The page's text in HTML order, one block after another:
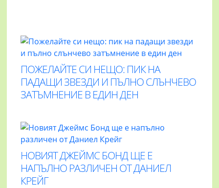
ПОЖЕЛАЙТЕ СИ НЕЩО: ПИК НА
ПАДАЩИ ЗВЕЗДИ И ПЪЛНО СЛЪНЧЕВО
ЗАТЪМНЕНИЕ В ЕДИН ДЕН
НОВИЯТ ДЖЕЙМС БОНД ЩЕ Е
НАПЪЛНО РАЗЛИЧЕН ОТ ДАНИЕЛ
КРЕЙГ